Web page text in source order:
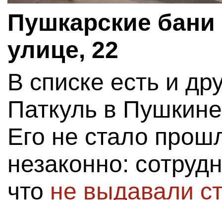
Пушкарские
улице, 22
В списке есть и
Паткуль в
Его не стало
незаконно:
что не выдавали